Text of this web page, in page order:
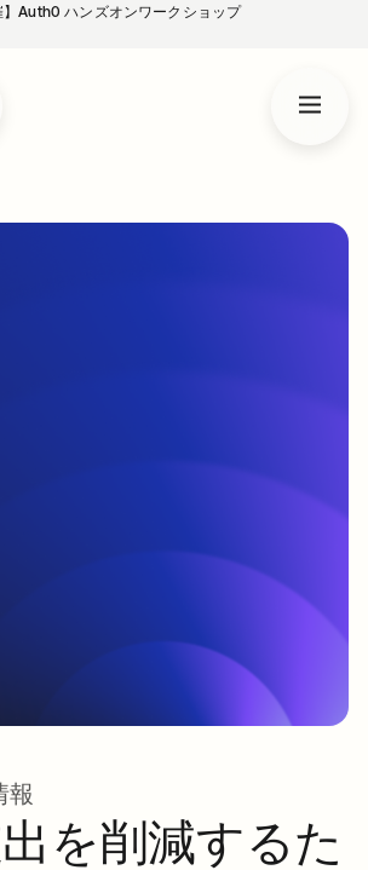
】Auth0 ハンズオンワークショップ
報
を削減するた